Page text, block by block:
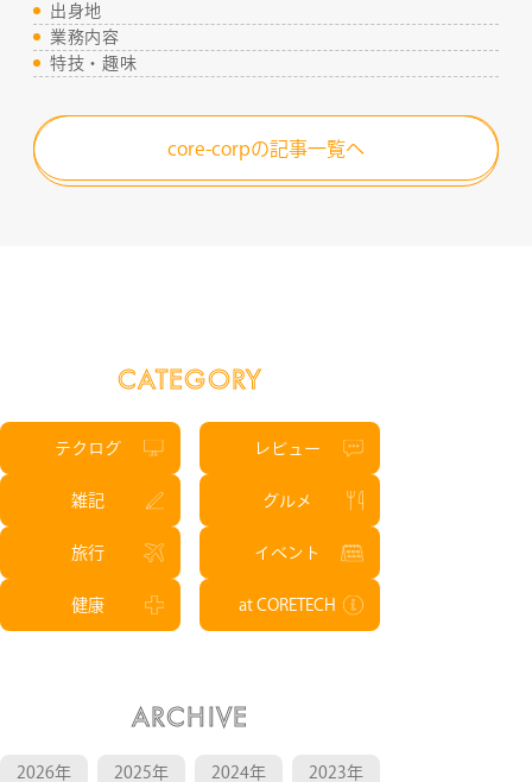
SERVICE
CATEGORY
テクログ レビュー
雑記 グルメ
旅行 イベント
健康 at CORETECH
ARCHIVE
2026年 2025年 2024年 2023年
出身地
業務内容
特技・趣味
core-corpの記事一覧へ